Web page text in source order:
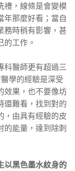
禮，線條是會變模
年那麼好看；當自
務時稍有影響，甚
的工作。
科醫師更有超過三
學的經驗是深受
效果，也不要像坊
還難看，找到對的
，由具有經驗的皮
的能量，達到除刺
以黑色墨水紋身的